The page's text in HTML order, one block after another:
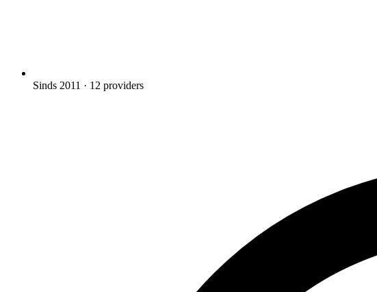
Sinds 2011 · 12 providers